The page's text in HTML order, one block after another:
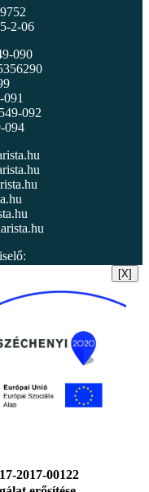
2017-00122
[X]
2-06
090
092
094
:)